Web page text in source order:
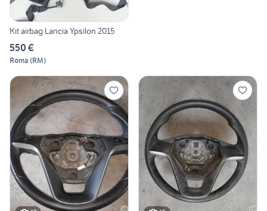
Kit airbag Lancia Ypsilon 2015
550 €
Roma (RM)